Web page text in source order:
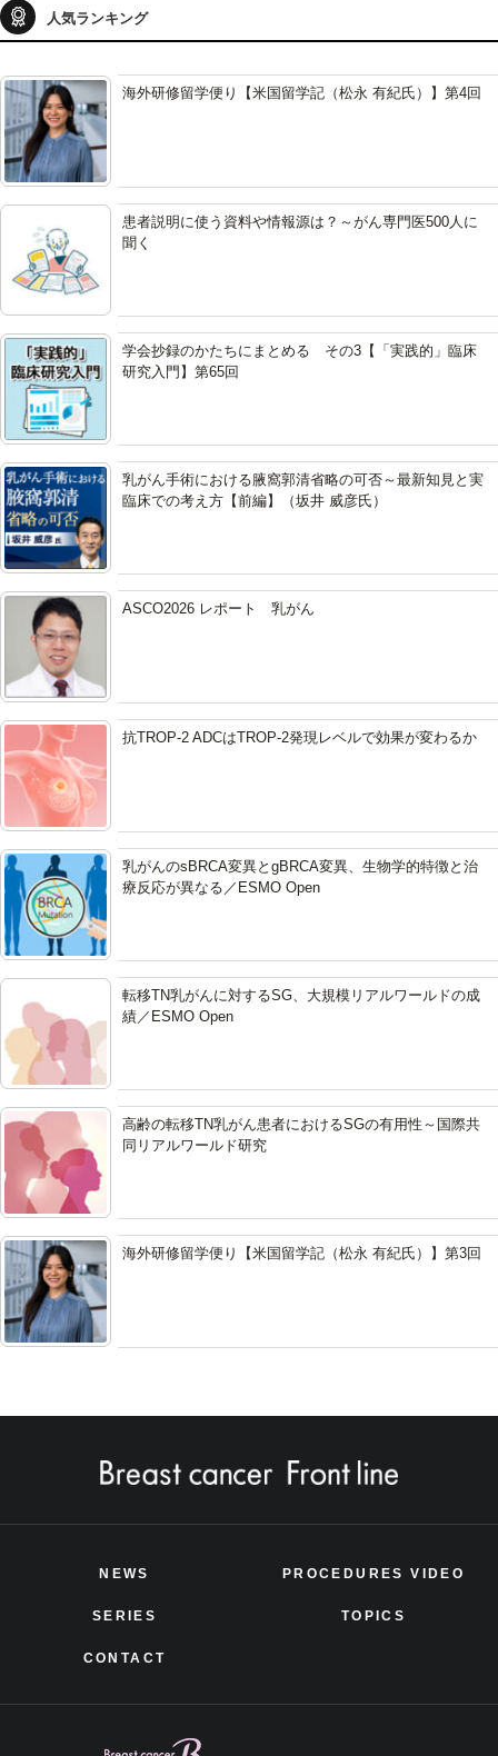
人気ランキング
海外研修留学便り【米国留学記（松永 有紀氏）】第4回
患者説明に使う資料や情報源は？～がん専門医500人に
聞く
学会抄録のかたちにまとめる その3【「実践的」臨床
研究入門】第65回
乳がん手術における腋窩郭清省略の可否～最新知見と実
臨床での考え方【前編】（坂井 威彦氏）
ASCO2026 レポート 乳がん
抗TROP-2 ADCはTROP-2発現レベルで効果が変わるか
乳がんのsBRCA変異とgBRCA変異、生物学的特徴と治
療反応が異なる／ESMO Open
転移TN乳がんに対するSG、大規模リアルワールドの成
績／ESMO Open
高齢の転移TN乳がん患者におけるSGの有用性～国際共
同リアルワールド研究
海外研修留学便り【米国留学記（松永 有紀氏）】第3回
NEWS PROCEDURES VIDEO
SERIES TOPICS
CONTACT